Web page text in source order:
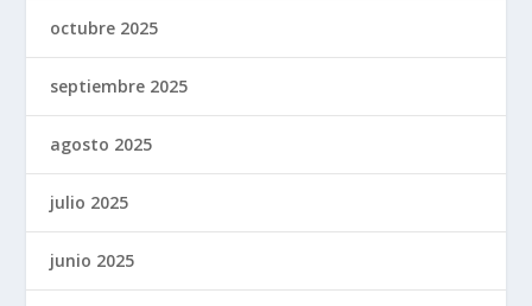
octubre 2025
septiembre 2025
agosto 2025
julio 2025
junio 2025